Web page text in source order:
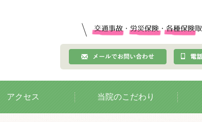
アクセス 当院のこだわり